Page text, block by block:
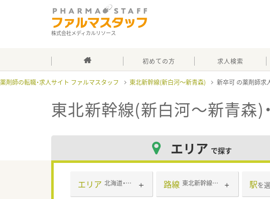
株式会社メディカルリソース
初めての方 求人検索
薬剤師の転職・求人サイト ファルマスタッフ 東北新幹線(新白河～新青森) 新卒可
東北新幹線(新白河～新青森)
エリア で探す
エリア 北海道・東北 路線 東北新幹線(新白河～新青森) 駅を